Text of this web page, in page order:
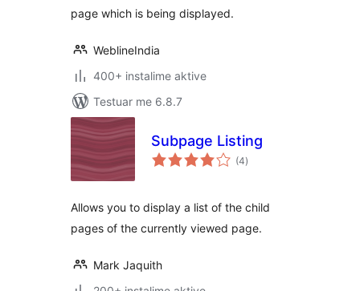
page which is being displayed.
WeblineIndia
400+ instalime aktive
Testuar me 6.8.7
Subpage Listing
(4vlerësime
gjithsej
)
Allows you to display a list of the child
pages of the currently viewed page.
Mark Jaquith